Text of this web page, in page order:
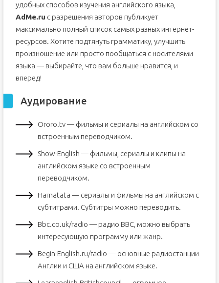
удобных способов изучения английского языка,
AdMe.ru с разрешения авторов публикует
максимально полный список самых разных интернет-
ресурсов. Хотите подтянуть грамматику, улучшить
произношение или просто пообщаться с носителями
языка — выбирайте, что вам больше нравится, и
вперед!
Аудирование
Ororo.tv — фильмы и сериалы на английском со
встроенным переводчиком.
Show-English — фильмы, сериалы и клипы на
английском языке со встроенным
переводчиком.
Hamatata — сериалы и фильмы на английском с
субтитрами. Субтитры можно переводить.
Bbc.co.uk/radio — радио BBC, можно выбрать
интересующую программу или жанр.
Begin-English.ru/radio — основные радиостанции
Англии и США на английском языке.